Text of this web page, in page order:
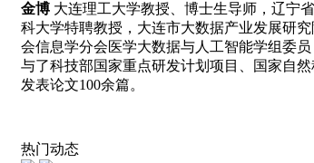
金博 大连理工大学教授、博士生导师，辽宁
科大学特聘教授，大连市大数据产业发展研
会信息学分会医学大数据与人工智能学组委
与了科技部国家重点研发计划项目、国家自
发表论文100余篇。
热门动态